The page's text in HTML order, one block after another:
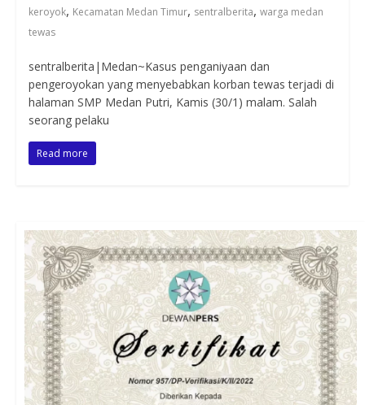
keroyok, Kecamatan Medan Timur, sentralberita, warga medan
tewas
sentralberita|Medan~Kasus penganiyaan dan
pengeroyokan yang menyebabkan korban tewas terjadi di
halaman SMP Medan Putri, Kamis (30/1) malam. Salah
seorang pelaku
Read more